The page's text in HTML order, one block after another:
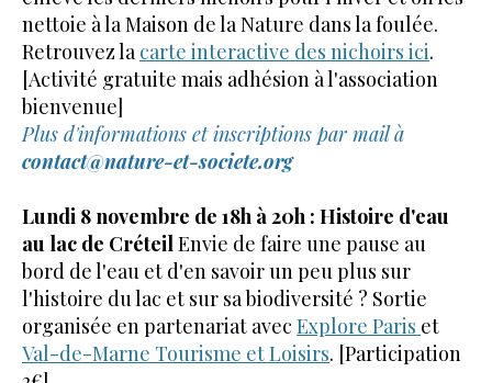
nettoie à la Maison de la Nature dans la foulée.
Retrouvez lacarte interactive des nichoirs ici.
[Activité gratuite mais adhésion à l'association
bienvenue]
Plus d'informations et inscriptions par mail à
contact@nature-et-societe.org
Lundi 8 novembre de 18h à 20h : Histoire d'eau
au lac de CréteilEnvie de faire une pause au
bord de l'eau et d'en savoir un peu plus sur
l'histoire du lac et sur sa biodiversité ? Sortie
organisée en partenariat avec Explore Paris et
Val-de-Marne Tourisme et Loisirs. [Participation